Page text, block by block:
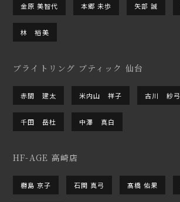
金原 美智代 本郷 未歩 矢部 誠
林 裕美
ブライトリング ブティック 仙台
赤間 建太 米内山 祥子 古川 紗弓
千田 岳杜 中澤 真白
HF-AGE 高崎店
橳島 京子 石関 真弓 髙橋 佑果